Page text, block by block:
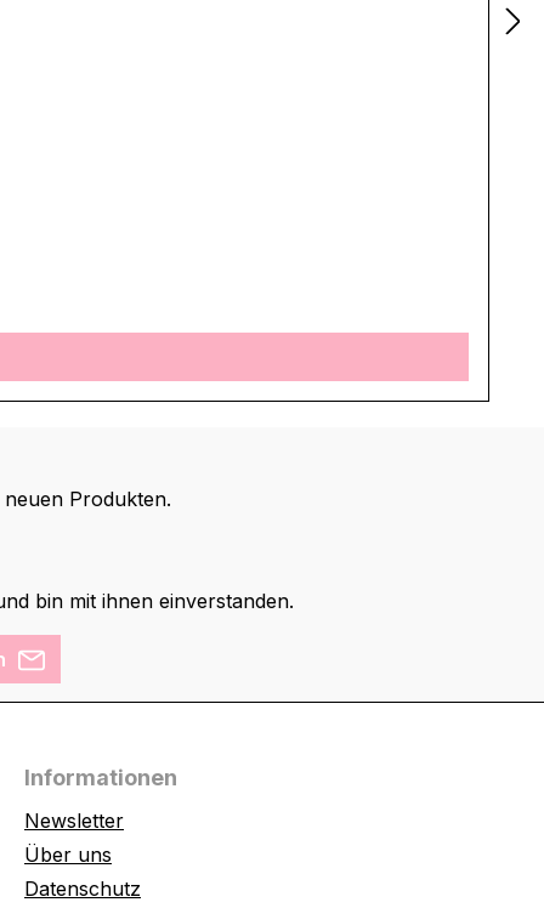
Produkten.
bin mit ihnen einverstanden.
Informationen
Newsletter
Über uns
Datenschutz